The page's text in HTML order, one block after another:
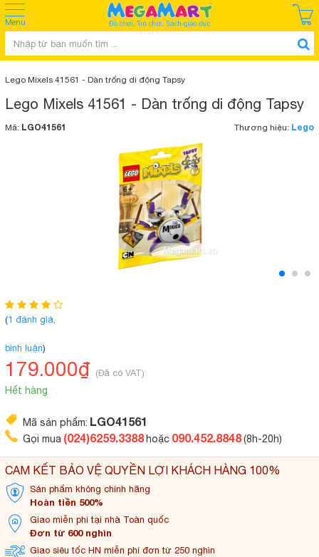
Menu
Lego Mixels 41561 - Dàn trống di động Tapsy
Lego Mixels 41561 - Dàn trống di động Tapsy
Mã: LGO41561 Thương hiệu: Lego
(1 đánh giá,
bình luận)
179.000₫ (Đã có VAT)
Hết hàng
CAM KẾT BẢO VỆ QUYỀN LỢI KHÁCH HÀNG 100%
Sản phẩm không chính hãng
Hoàn tiền 500%
Giao miễn phí tại nhà Toàn quốc
Đơn từ 600 nghìn
Giao siêu tốc HN miễn phí đơn từ 250 nghìn
Mã sản phẩm: LGO41561
Gọi mua (024)6259.3388 hoặc 090.452.8848(8h-20h)